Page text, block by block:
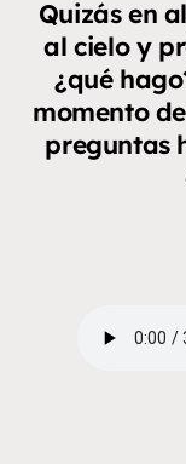
Quizás en
al cielo y
¿qué
momento
preguntas